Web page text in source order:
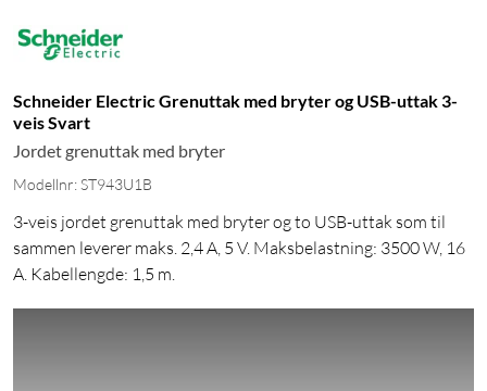
Schneider Electric Grenuttak med bryter og USB-uttak 3-
veis Svart
Jordet grenuttak med bryter
Modellnr: ST943U1B
3-veis jordet grenuttak med bryter og to USB-uttak som til
sammen leverer maks. 2,4 A, 5 V. Maksbelastning: 3500 W, 16
A. Kabellengde: 1,5 m.